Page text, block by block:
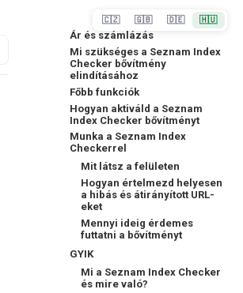
Ár és számlázás
Mi szükséges a Seznam Index
Checker bővítmény
elindításához
Főbb funkciók
Hogyan aktiváld a Seznam
Index Checker bővítményt
Munka a Seznam Index
Checkerrel
Mit látsz a felületen
Hogyan értelmezd helyesen
a hibás és átirányított URL-
eket
Mennyi ideig érdemes
futtatni a bővítményt
GYIK
Mi a Seznam Index Checker
és mire való?
🇨🇿 🇬🇧 🇩🇪 🇭🇺